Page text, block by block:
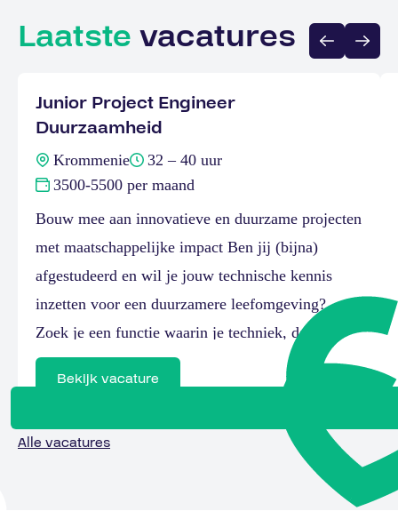
Laatste vacatures
Junior Project Engineer
Duurzaamheid
Krommenie
32 – 40 uur
3500-5500 per maand
Bouw mee aan innovatieve en duurzame projecten
met maatschappelijke impact Ben jij (bijna)
afgestudeerd en wil je jouw technische kennis
inzetten voor een duurzamere leefomgeving?
Zoek je een functie waarin je techniek, data,
projectmatig werken én de praktijk met elkaar
combineert? Dan is dit een mooie kans om jouw
Bekijk vacature
Alle vacatures